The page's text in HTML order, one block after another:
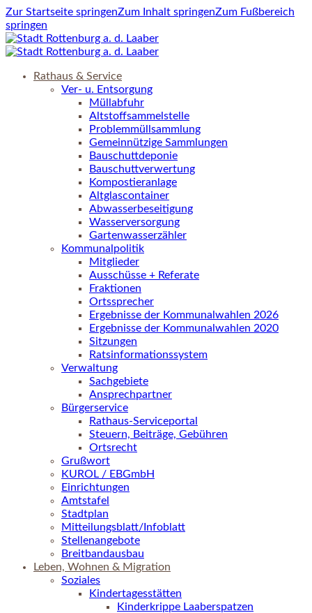
Zur Startseite springenZum Inhalt springenZum Fußbereich
springen
Rathaus & Service
Ver- u. Entsorgung
Müllabfuhr
Altstoffsammelstelle
Problemmüllsammlung
Gemeinnützige Sammlungen
Bauschuttdeponie
Bauschuttverwertung
Kompostieranlage
Altglascontainer
Abwasserbeseitigung
Wasserversorgung
Gartenwasserzähler
Kommunalpolitik
Mitglieder
Ausschüsse + Referate
Fraktionen
Ortssprecher
Ergebnisse der Kommunalwahlen 2026
Ergebnisse der Kommunalwahlen 2020
Sitzungen
Ratsinformationssystem
Verwaltung
Sachgebiete
Ansprechpartner
Bürgerservice
Rathaus-Serviceportal
Steuern, Beiträge, Gebühren
Ortsrecht
Grußwort
KUROL / EBGmbH
Einrichtungen
Amtstafel
Stadtplan
Mitteilungsblatt/Infoblatt
Stellenangebote
Breitbandausbau
Leben, Wohnen & Migration
Soziales
Kindertagesstätten
Kinderkrippe Laaberspatzen